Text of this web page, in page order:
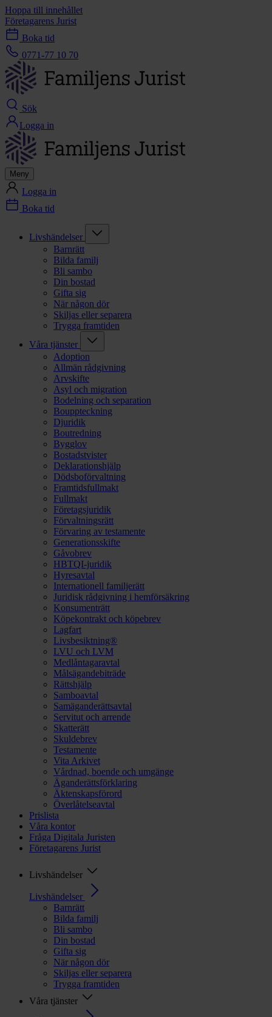
Hoppa till innehållet
Företagarens Jurist
Boka tid
0771-77 10 70
Sök
Logga in
Meny
Logga in
Boka tid
Livshändelser
Barnrätt
Bilda familj
Bli sambo
Din bostad
Gifta sig
När någon dör
Skiljas eller separera
Trygga framtiden
Våra tjänster
Adoption
Allmän rådgivning
Arvskifte
Asyl och migration
Bodelning och separation
Bouppteckning
Djuridik
Boutredning
Bygglov
Bostadstvister
Deklarationshjälp
Dödsboförvaltning
Framtidsfullmakt
Fullmakt
Företagsjuridik
Förvaltningsrätt
Förvaring av testamente
Generationsskifte
Gåvobrev
HBTQI-juridik
Hyresavtal
Internationell familjerätt
Juridisk rådgivning i hemförsäkring
Konsumenträtt
Köpekontrakt och köpebrev
Lagfart
Livsbesiktning®
LVU och LVM
Medlåntagaravtal
Målsägandebiträde
Rättshjälp
Samboavtal
Samäganderättsavtal
Servitut och arrende
Skatterätt
Skuldebrev
Testamente
Vita Arkivet
Vårdnad, boende och umgänge
Äganderättsförklaring
Äktenskapsförord
Överlåtelseavtal
Prislista
Våra kontor
Fråga Digitala Juristen
Företagarens Jurist
Livshändelser
Livshändelser
Barnrätt
Bilda familj
Bli sambo
Din bostad
Gifta sig
När någon dör
Skiljas eller separera
Trygga framtiden
Våra tjänster